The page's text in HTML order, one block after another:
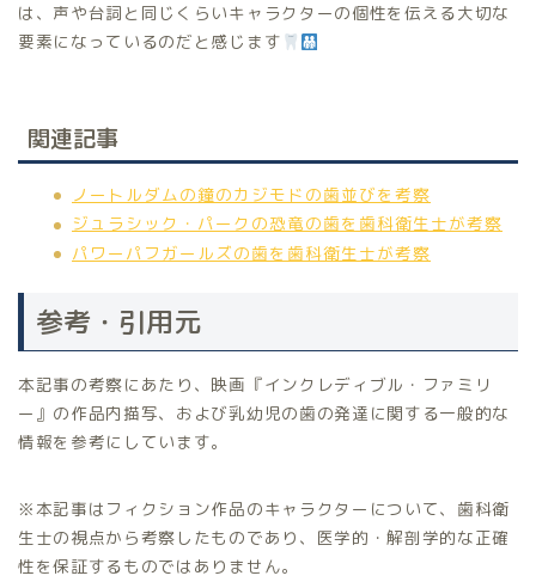
は、声や台詞と同じくらいキャラクターの個性を伝える大切な
要素になっているのだと感じます
関連記事
ノートルダムの鐘のカジモドの歯並びを考察
ジュラシック・パークの恐竜の歯を歯科衛生士が考察
パワーパフガールズの歯を歯科衛生士が考察
参考・引用元
本記事の考察にあたり、映画『インクレディブル・ファミリ
ー』の作品内描写、および乳幼児の歯の発達に関する一般的な
情報を参考にしています。
※本記事はフィクション作品のキャラクターについて、歯科衛
生士の視点から考察したものであり、医学的・解剖学的な正確
性を保証するものではありません。